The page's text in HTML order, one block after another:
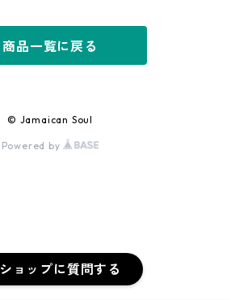
ショップに質問する
商品一覧に戻る
© Jamaican Soul
Powered by